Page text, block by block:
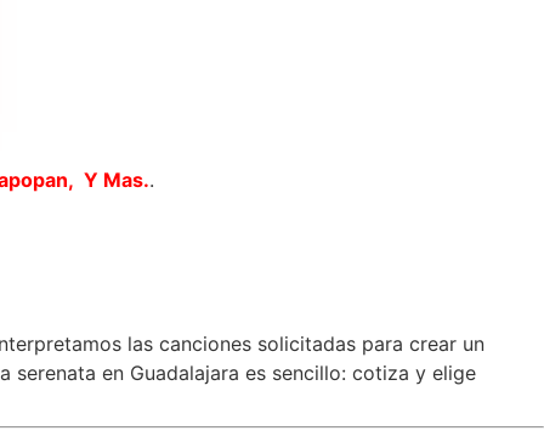
Y Mas..
las canciones solicitadas para crear un
en Guadalajara es sencillo: cotiza y elige